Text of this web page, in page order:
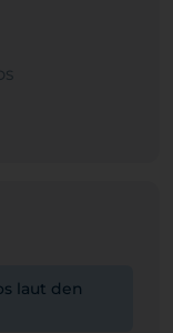
laut den